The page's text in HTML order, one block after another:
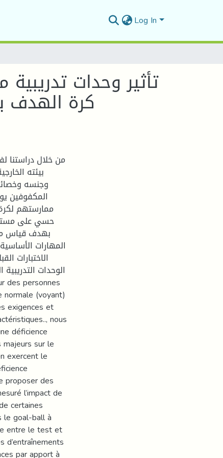
Log In
تأثير وحدات
كرة الهدف
من خلال دراستنا
بيئته
وجنسه
المكفوفين
ممارستهم
حسي على
بهدف قياس
المهارات
الاختبارات
الوحدات
(voyant)
exigences et
nous
déficience
sur le
exercent le
proposer des
l’impact de
certaines
le goal-ball à
entre le test et
par apport à